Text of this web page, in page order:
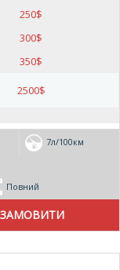
250$
300$
350$
2500$
7л/100км
Повний